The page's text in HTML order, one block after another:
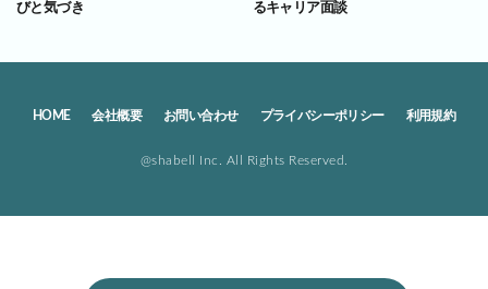
びと気づき
るキャリア面談
HOME 会社概要 お問い合わせ プライバシーポリシー 利用規約
@shabell Inc. All Rights Reserved.